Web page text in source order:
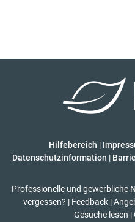
Hilfebereich |
Datenschutzinformation |
Professionelle und gewerbliche
vergessen? | Feedback |
Gesuche lesen |